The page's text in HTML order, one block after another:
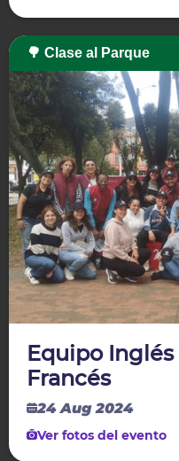
🌳 Clase al Parque
Equipo
Francés
24 Aug 2024
Ver fotos del evento